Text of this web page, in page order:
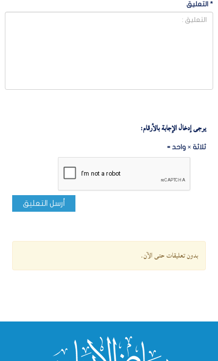
* التعليق
يرجى إدخال الإجابة بالأرقام:
ثلاثة × واحد =
أرسل التعليق
بدون تعليقات حتى الآن.